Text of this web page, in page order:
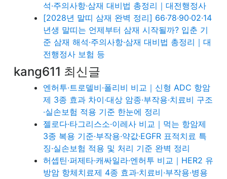
석·주의사항·삼재 대비법 총정리｜대전행정사
[2028년 말띠 삼재 완벽 정리] 66·78·90·02·14
년생 말띠는 언제부터 삼재 시작될까? 입춘 기
준 삼재 해석·주의사항·삼재 대비법 총정리｜대
전행정사 보험 등
kang611 최신글
엔허투·트로델비·폴리비 비교｜신형 ADC 항암
제 3종 효과 차이·대상 암종·부작용·치료비 구조
·실손보험 적용 기준 한눈에 정리
젤로다·타그리스소·이레사 비교｜먹는 항암제
3종 복용 기준·부작용·약값·EGFR 표적치료 특
징·실손보험 적용 및 처리 기준 완벽 정리
허셉틴·퍼제타·캐싸일라·엔허투 비교｜HER2 유
방암 항체치료제 4종 효과·치료비·부작용·병용